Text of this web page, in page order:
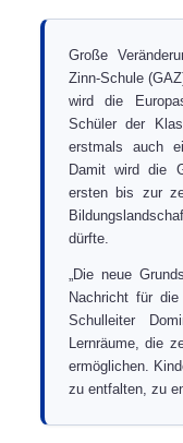
Große
Zinn-Schule
wird die
Schüler der
erstmals auch
Damit wird die
ersten bis zur
dürfte.
„Die neue
Nachricht für
Schulleiter
Lernräume, die
ermöglichen.
zu entfalten, zu